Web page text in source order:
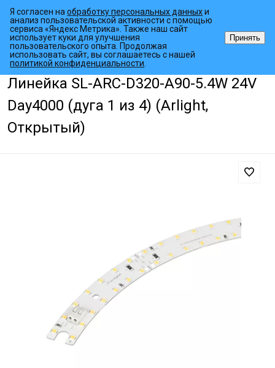
Главная страница • Каталог товаров • Светодиодные ленты
Линейка SL-ARC-D320-A90-5.4W 24V
Day4000 (дуга 1 из 4) (Arlight,
Открытый)
Я согласен наобработку персональных данныхи
анализ пользовательской активности с помощью
сервиса «Яндекс Метрика». Также наш сайт
использует куки для улучшения
пользовательского опыта. Продолжая
использовать сайт, вы соглашаетесь с нашей
политикой конфиденциальности
Принять